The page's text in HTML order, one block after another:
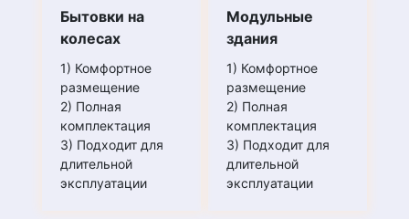
Бытовки на
колесах
1) Комфортное
размещение
2) Полная
комплектация
3) Подходит для
длительной
эксплуатации
Модульные
здания
1) Комфортное
размещение
2) Полная
комплектация
3) Подходит для
длительной
эксплуатации